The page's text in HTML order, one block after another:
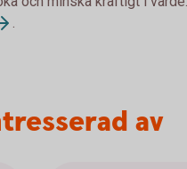
av